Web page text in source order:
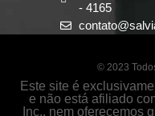
- 4165
© 2023
Este site é
e não está afiliado
Inc., nem oferecemos